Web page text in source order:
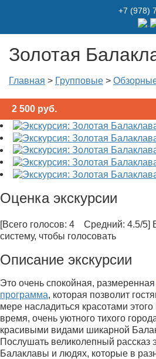
+7 (978)
Золотая
Главная > Групповые >
2 500 руб.
Оценка экскурсии
[Всего голосов: 4 Средний: 4.5/5]
систему, чтобы голосовать
Описание экскурсии
Это очень спокойная, размеренная
программа, которая позволит
мере насладиться красотами
время, очень уютного тихого
красивыми видами шикарной
Послушать великолепный рассказ
Балаклавы и людях, которые в